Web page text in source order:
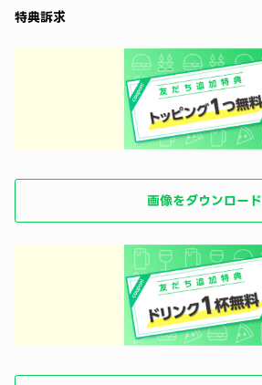
特典訴求
画像をダウンロード